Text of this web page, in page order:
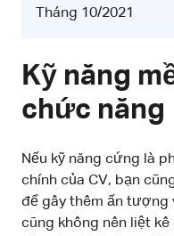
Tháng 10/2021
Kỹ năng
chức năng
Nếu kỹ năng cứng là
chính của CV, bạn
để gây thêm ấn tượng
cũng không nên liệt